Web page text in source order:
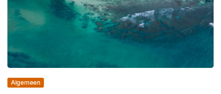
Algemeen